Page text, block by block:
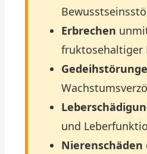
Erbrechen
fruktosehaltiger
und
Nierenschäden